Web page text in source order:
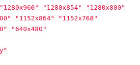
"1280x854" "1280x800"
"1152x864" "1152x768"
"640x480"